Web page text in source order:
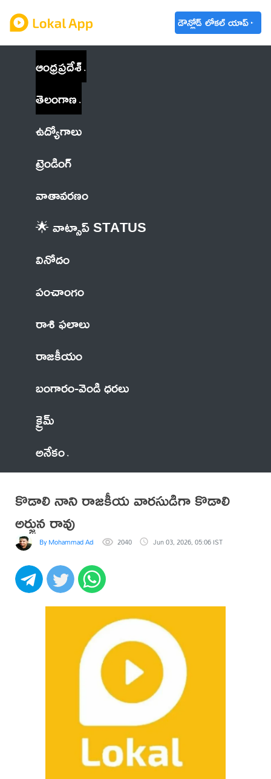
డౌన్లోడ్ లోకల్ యాప్
ఆంధ్రప్రదేశ్
తెలంగాణ
ఉద్యోగాలు
ట్రెండింగ్
వాతావరణం
🌟 వాట్సాప్ STATUS
వినోదం
పంచాంగం
రాశి ఫలాలు
రాజకీయం
బంగారం-వెండి ధరలు
క్రైమ్
అనేకం
కొడాలి నాని రాజకీయ వారసుడిగా కొడాలి
అర్జున రావు
By Mohammad Adil Anwar 2040 Jun 03, 2026, 05:06 IST